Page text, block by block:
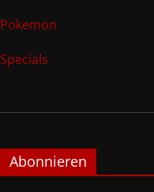
Pokemon
Specials
Abonnieren